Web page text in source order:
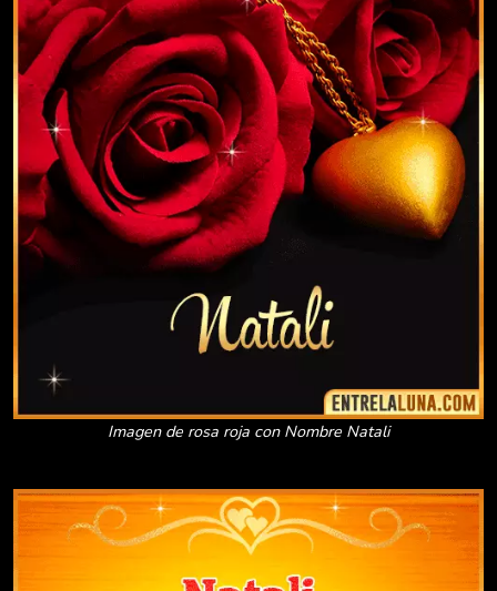
Imagen de rosa roja con Nombre Natali